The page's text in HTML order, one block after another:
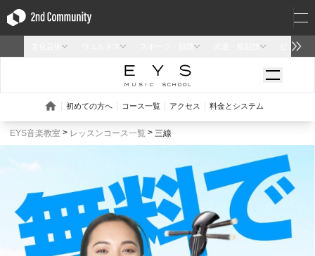
EYS音楽教室 レッスンコース一覧 三線